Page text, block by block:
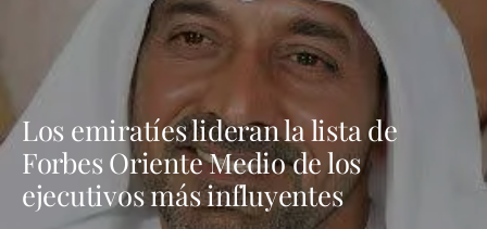
Los emiratíes lideran la lista de
Forbes Oriente Medio de los
ejecutivos más influyentes